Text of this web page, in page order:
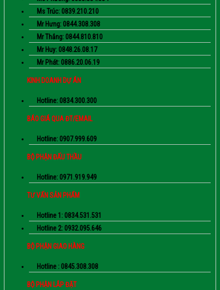
Ms Trúc: 0839.210.210
Mr Hưng: 0844.308.308
Mr Thắng: 0844.810.810
Mr Huy: 0848.26.08.17
Mr Phát: 0886.20.06.19
KINH DOANH DỰ ÁN
Hotline: 0834.300.300
BÁO GIÁ QUA ĐT/EMAIL
Hotline: 0907.999.609
BỘ PHẬN ĐẤU THẦU
Hotline: 0971.919.949
TƯ VẤN SẢN PHẨM
Hotline 1: 0834.531.531
Hotline 2: 0932.095.646
BỘ PHẬN GIAO HÀNG
Hotline : 0845.308.308
BỘ PHẬN LẮP ĐẶT